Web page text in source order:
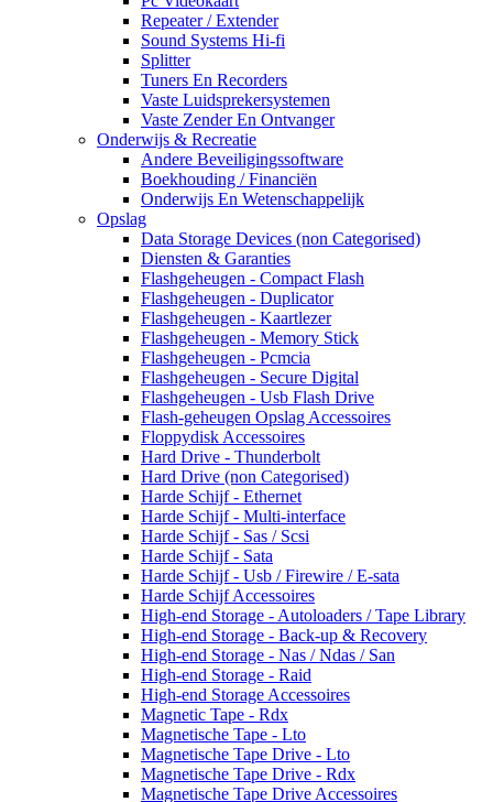
Repeater / Extender
Sound Systems Hi-fi
Splitter
Tuners En Recorders
Vaste Luidsprekersystemen
Vaste Zender En Ontvanger
Onderwijs & Recreatie
Andere Beveiligingssoftware
Boekhouding / Financiën
Onderwijs En Wetenschappelijk
Opslag
Data Storage Devices (non Categorised)
Diensten & Garanties
Flashgeheugen - Compact Flash
Flashgeheugen - Duplicator
Flashgeheugen - Kaartlezer
Flashgeheugen - Memory Stick
Flashgeheugen - Pcmcia
Flashgeheugen - Secure Digital
Flashgeheugen - Usb Flash Drive
Flash-geheugen Opslag Accessoires
Floppydisk Accessoires
Hard Drive - Thunderbolt
Hard Drive (non Categorised)
Harde Schijf - Ethernet
Harde Schijf - Multi-interface
Harde Schijf - Sas / Scsi
Harde Schijf - Sata
Harde Schijf - Usb / Firewire / E-sata
Harde Schijf Accessoires
High-end Storage - Autoloaders / Tape Library
High-end Storage - Back-up & Recovery
High-end Storage - Nas / Ndas / San
High-end Storage - Raid
High-end Storage Accessoires
Magnetic Tape - Rdx
Magnetische Tape - Lto
Magnetische Tape Drive - Lto
Magnetische Tape Drive - Rdx
Magnetische Tape Drive Accessoires